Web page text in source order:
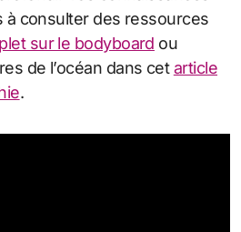
à consulter des ressources
sur le bodyboard ou
de l’océan dans cetarticle
.